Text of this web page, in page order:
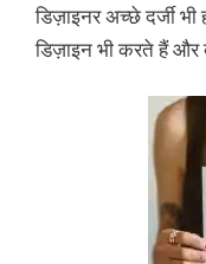
डिज़ाइनर अच्छे दर्जी
डिज़ाइन भी करते हैं और